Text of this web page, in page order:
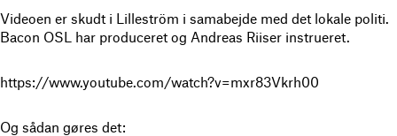
Videoen er skudt i Lilleström i samabejde med det lokale politi.
Bacon OSL har produceret og Andreas Riiser instrueret.
https://www.youtube.com/watch?v=mxr83Vkrh00
Og sådan gøres det: